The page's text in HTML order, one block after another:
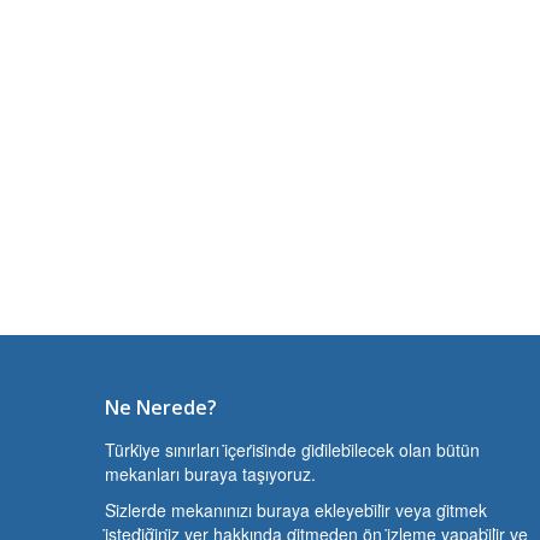
Ne Nerede?
Türki̇ye sınırları i̇çeri̇si̇nde gi̇di̇lebi̇lecek olan bütün
mekanları buraya taşıyoruz.
Si̇zlerde mekanınızı buraya ekleyebi̇li̇r veya gi̇tmek
i̇stedi̇ği̇ni̇z yer hakkında gi̇tmeden ön i̇zleme yapabi̇li̇r ve